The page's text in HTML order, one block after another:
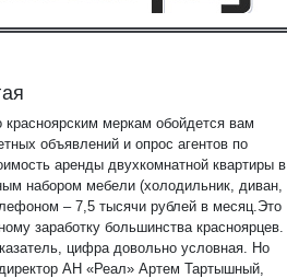
меркам обойдется вам
объявлений и опрос агентов по
аренды двухкомнатной квартиры в
набором мебели (холодильник, диван,
– 7,5 тысячи рублей в месяц. Это
заработку большинства красноярцев.
цифра довольно условная. Но
АН «Реал» Артем Тартышный,